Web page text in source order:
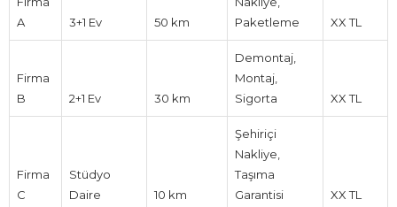
A
3+1 Ev 50 km
Paketleme
XX TL
Firma
B
2+1 Ev 30 km
Demontaj,
Montaj,
Sigorta
XX TL
Firma
C
Stüdyo
Daire
10 km
Şehiriçi
Nakliye,
Taşıma
Garantisi
XX TL